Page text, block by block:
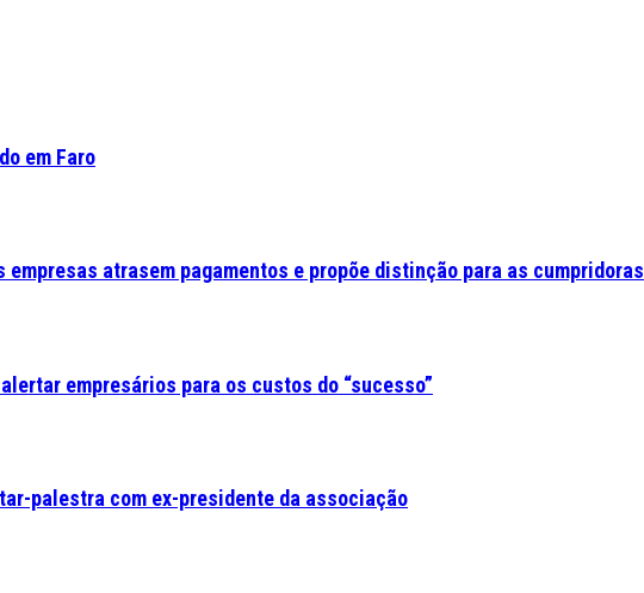
em Faro
empresas atrasem pagamentos e propõe distinção para as cumpridoras
empresários para os custos do “sucesso”
palestra com ex-presidente da associação